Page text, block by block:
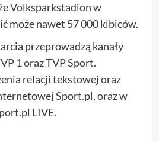
Volksparkstadion w
może nawet 57 000 kibiców.
przeprowadzą kanały
1 oraz TVP Sport.
relacji tekstowej oraz
Sport.pl, oraz w
LIVE.